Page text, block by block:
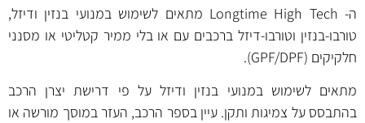
ה- Longtime High Tech מתאים לשימוש במנועי בנזין ודיזל,
טורבו-בנזין וטורבו-דיזל ברכבים עם או בלי ממיר קטליטי או מסנני
חלקיקים (GPF/DPF).
מתאים לשימוש במנועי בנזין ודיזל על פי דרישת יצרן הרכב
בהתבסס על צמיגות ותקן. עיין בספר הרכב, העזר במוסך מורשה או